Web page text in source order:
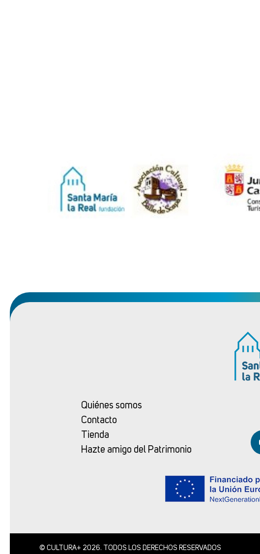
Quiénes somos
Contacto
Tienda
Hazte amigo del Patrimonio
© CULTURA+ 2026. TODOS LOS DERECHOS RESERVADOS